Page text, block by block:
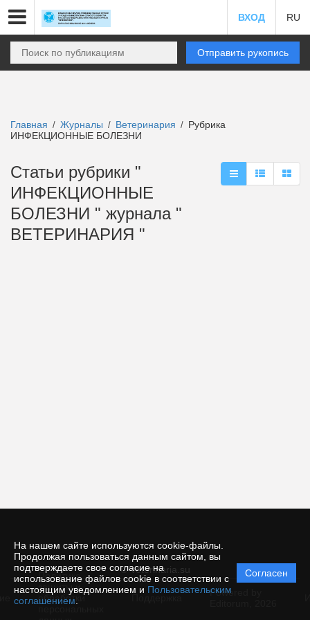
На нашем сайте используются cookie-файлы.
Продолжая пользоваться данным сайтом, вы
подтверждаете свое согласие на
использование файлов cookie в соответствии с
настоящим уведомлением и Пользовательским
соглашением
Согласен
ВХОД RU
Отправить рукопись
Главная / Журналы / Ветеринария / Рубрика
ИНФЕКЦИОННЫЕ БОЛЕЗНИ
Статьи рубрики "
ИНФЕКЦИОННЫЕ
БОЛЕЗНИ " журнала "
ВЕТЕРИНАРИЯ "
© Veterinaria.su
Политика
защиты и
обработки
Powered by